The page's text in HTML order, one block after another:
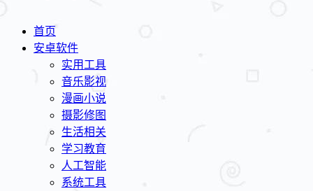
首页
安卓软件
实用工具
音乐影视
漫画小说
摄影修图
生活相关
学习教育
人工智能
系统工具